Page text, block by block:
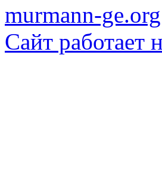
murmann-ge.org
Сайт работает